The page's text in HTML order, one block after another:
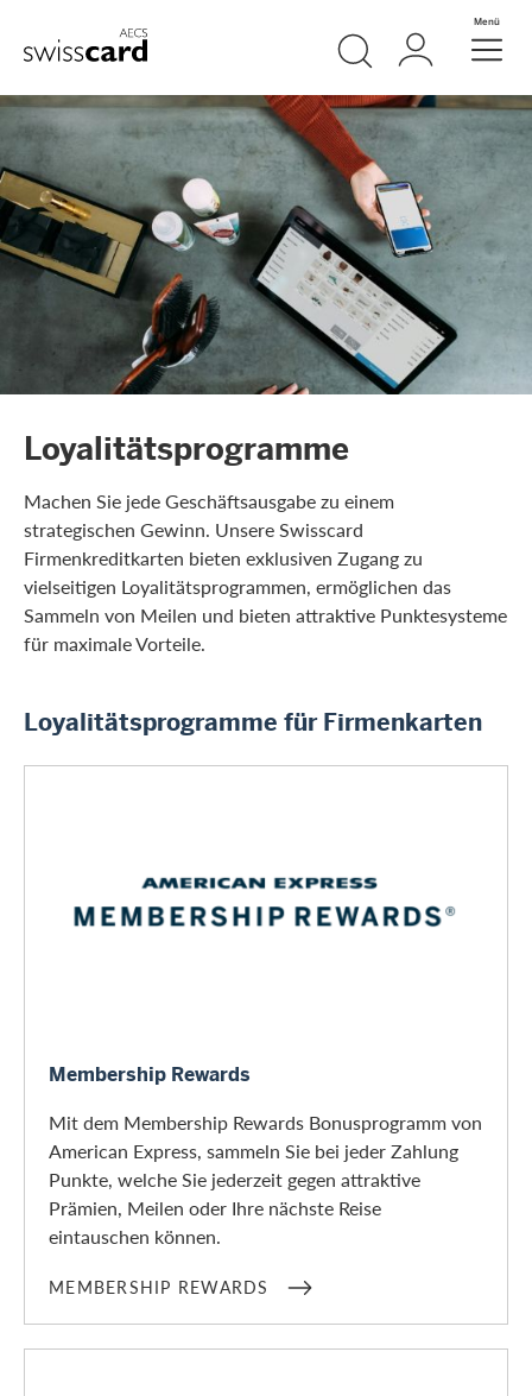
Header
Logo Meta Navigation
SucheLogin Menü
Loyalitätsprogramme
Machen Sie jede Geschäftsausgabe zu einem
strategischen Gewinn. Unsere Swisscard
Firmenkreditkarten bieten exklusiven Zugang zu
vielseitigen Loyalitätsprogrammen, ermöglichen das
Sammeln von Meilen und bieten attraktive Punktesysteme
für maximale Vorteile.
Loyalitätsprogramme für Firmenkarten
Membership Rewards
Mit dem Membership Rewards Bonusprogramm von
American Express, sammeln Sie bei jeder Zahlung
Punkte, welche Sie jederzeit gegen attraktive
Prämien, Meilen oder Ihre nächste Reise
eintauschen können.
MEMBERSHIP REWARDS